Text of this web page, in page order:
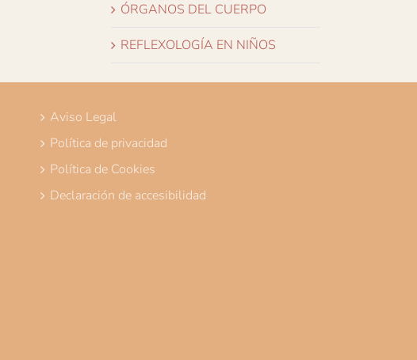
ÓRGANOS DEL CUERPO
REFLEXOLOGÍA EN NIÑOS
Aviso Legal
Política de privacidad
Política de Cookies
Declaración de accesibilidad